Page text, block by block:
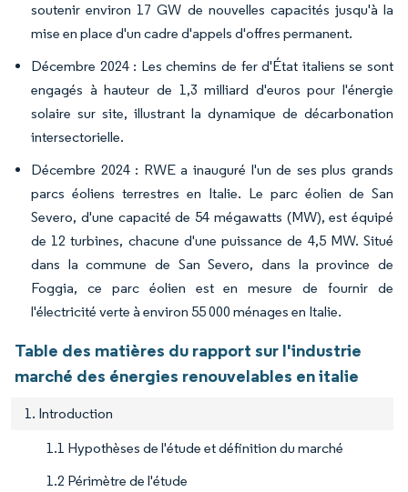
soutenir environ 17 GW de nouvelles capacités jusqu'à la
mise en place d'un cadre d'appels d'offres permanent.
Décembre 2024 : Les chemins de fer d'État italiens se sont
engagés à hauteur de 1,3 milliard d'euros pour l'énergie
solaire sur site, illustrant la dynamique de décarbonation
intersectorielle.
Décembre 2024 : RWE a inauguré l'un de ses plus grands
parcs éoliens terrestres en Italie. Le parc éolien de San
Severo, d'une capacité de 54 mégawatts (MW), est équipé
de 12 turbines, chacune d'une puissance de 4,5 MW. Situé
dans la commune de San Severo, dans la province de
Foggia, ce parc éolien est en mesure de fournir de
l'électricité verte à environ 55 000 ménages en Italie.
Table des matières du rapport sur l'industrie
marché des énergies renouvelables en italie
1. Introduction
1.1 Hypothèses de l'étude et définition du marché
1.2 Périmètre de l'étude